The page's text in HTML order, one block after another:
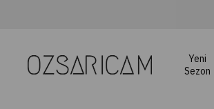
Yeni
Sezon